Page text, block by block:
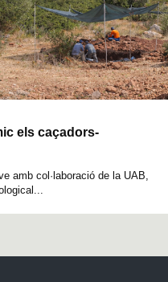
els caçadors-
amb col·laboració de la UAB,